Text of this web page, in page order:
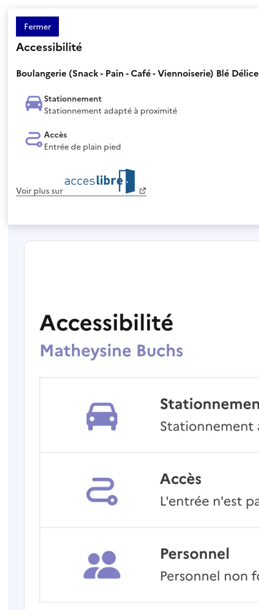
Fermer
Accessibilité
Boulangerie (Snack - Pain - Café - Viennoiserie) Blé Délice
Stationnement
Stationnement adapté à proximité
Accès
Entrée de plain pied
Voir plus sur